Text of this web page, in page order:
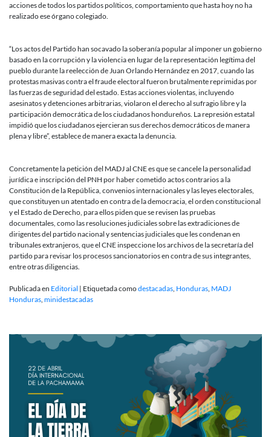
acciones de todos los partidos políticos, comportamiento que hasta hoy no ha
realizado ese órgano colegiado.
“Los actos del Partido han socavado la soberanía popular al imponer un gobierno
basado en la corrupción y la violencia en lugar de la representación legítima del
pueblo durante la reelección de Juan Orlando Hernández en 2017, cuando las
protestas masivas contra el fraude electoral fueron brutalmente reprimidas por
las fuerzas de seguridad del estado. Estas acciones violentas, incluyendo
asesinatos y detenciones arbitrarias, violaron el derecho al sufragio libre y la
participación democrática de los ciudadanos hondureños. La represión estatal
impidió que los ciudadanos ejercieran sus derechos democráticos de manera
plena y libre”, establece de manera exacta la denuncia.
Concretamente la petición del MADJ al CNE es que se cancele la personalidad
jurídica e inscripción del PNH por haber cometido actos contrarios a la
Constitución de la República, convenios internacionales y las leyes electorales,
que constituyen un atentado en contra de la democracia, el orden constitucional
y el Estado de Derecho, para ellos piden que se revisen las pruebas
documentales, como las resoluciones judiciales sobre las extradiciones de
dirigentes del partido nacional y sentencias judiciales que les condenan en
tribunales extranjeros, que el CNE inspeccione los archivos de la secretaría del
partido para revisar los procesos sancionatorios en contra de sus integrantes,
entre otras diligencias.
Publicada en Editorial | Etiquetada comodestacadas, Honduras, MADJ
Honduras, minidestacadas